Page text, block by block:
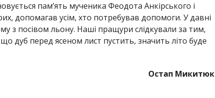
пам’ять мученика Феодота Анкірського і
допомагав усім, хто потребував допомоги. У давні
з посівом льону. Наші пращури слідкували за тим,
дуб перед ясеном лист пустить, значить літо буде
Остап Микитюк